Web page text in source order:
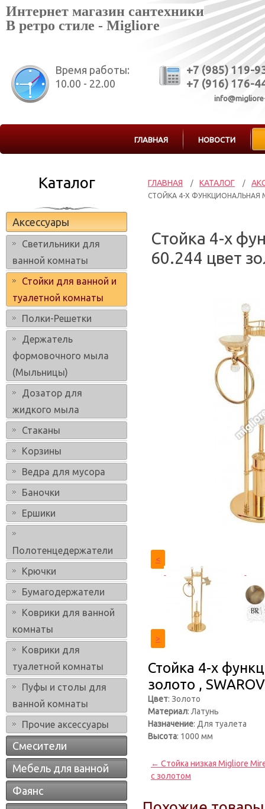
Интернет магазин сантехники
В ретро стиле - Migliore
Время работы:
10.00 - 22.00
+7 (985) 119-
+7 (916) 176-
ГЛАВНАЯ НОВОСТИ
Каталог
Аксессуары
Светильники для
ванной комнаты
Стойки для ванной и
туалетной комнаты
Полки-Решетки
Держатель
формовочного мыла
(Мыльницы)
Дозатор для
жидкого мыла
Стаканы
Корзины
Ведра для мусора
Баночки
Ершики
Полотенцедержатели
Крючки
Бумагодержатели
Коврики для ванной
комнаты
Коврики для
туалетной комнаты
Пуфы и столы для
ванной комнаты
Прочие аксессуары
Смесители
Мебель для ванной
Фаянс
ГЛАВНАЯ / КАТАЛОГ /
СТОЙКА 4-Х ФУНКЦИОНАЛЬНАЯ
Стойка 4-х
60.244 цвет
<
>
Стойка 4-х
золото ,
Цвет: Золото
Материал: Латунь
Назначение: Для туалета
Высота: 1000 мм
← Стойка низкая Migliore
с золотом